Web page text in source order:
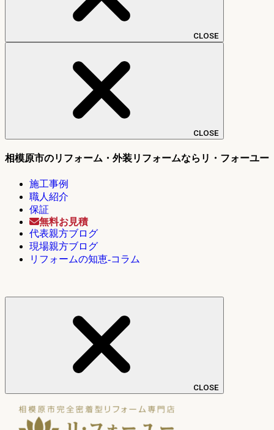
CLOSE
CLOSE
相模原市のリフォーム・外装リフォームならリ・フォーユー
施工事例
職人紹介
保証
無料お見積
代表親方ブログ
現場親方ブログ
リフォームの知恵-コラム
CLOSE